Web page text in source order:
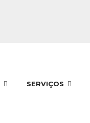
SERVIÇOS